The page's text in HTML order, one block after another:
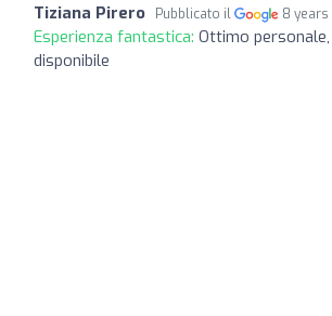
Tiziana Pirero Pubblicato il 8 years
Esperienza fantastica: Ottimo
disponibile